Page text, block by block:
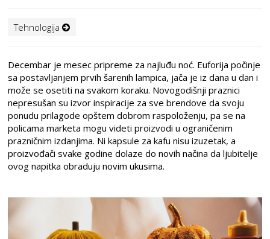
Tehnologija
Decembar je mesec pripreme za najluđu noć. Euforija počinje
sa postavljanjem prvih šarenih lampica, jača je iz dana u dan i
može se osetiti na svakom koraku. Novogodišnji praznici
nepresušan su izvor inspiracije za sve brendove da svoju
ponudu prilagode opštem dobrom raspoloženju, pa se na
policama marketa mogu videti proizvodi u ograničenim
prazničnim izdanjima. Ni kapsule za kafu nisu izuzetak, a
proizvođači svake godine dolaze do novih načina da ljubitelje
ovog napitka obraduju novim ukusima.